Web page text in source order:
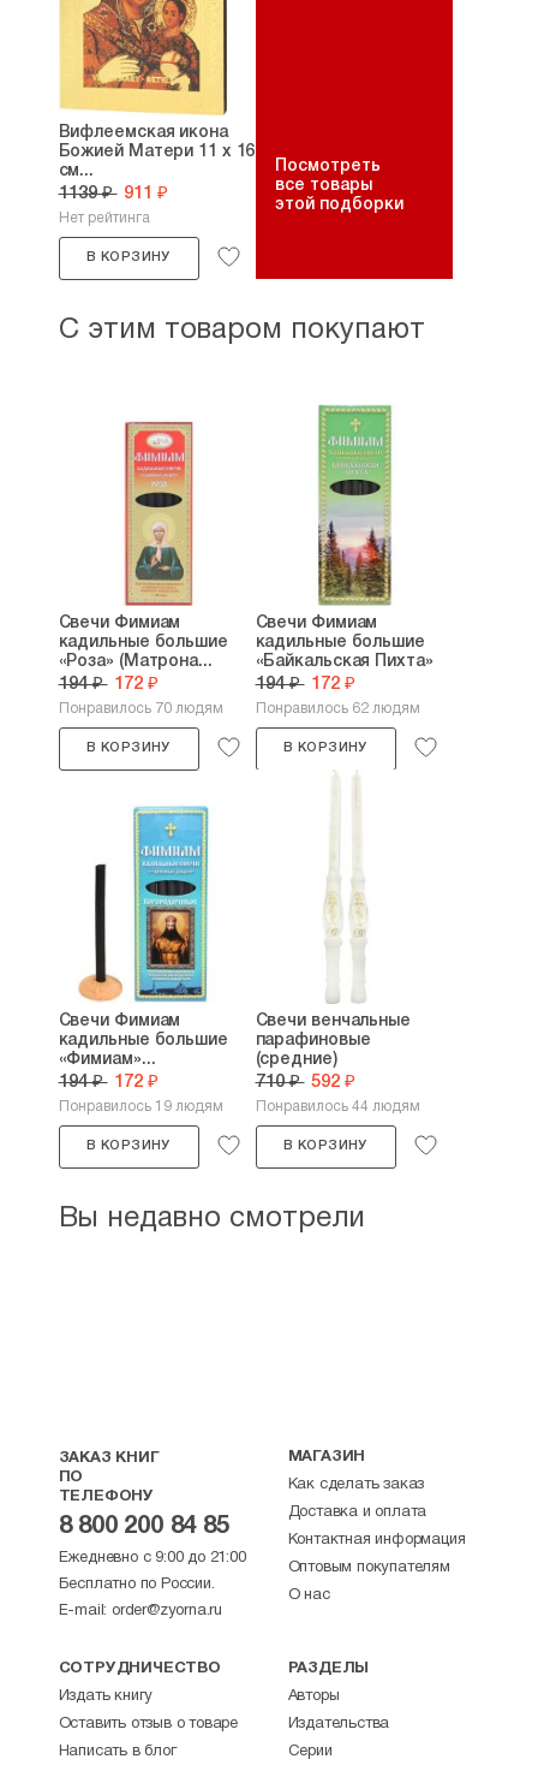
Вифлеемская икона
Божией Матери 11 х 16
см...
1139 ₽ 911 ₽
Нет рейтинга
В КОРЗИНУ
Посмотреть
все товары
этой подборки
С этим товаром покупают
Свечи Фимиам
кадильные большие
«Роза» (Матрона...
194 ₽ 172 ₽
Понравилось 70 людям
В КОРЗИНУ
Свечи Фимиам
кадильные большие
«Байкальская Пихта»
194 ₽ 172 ₽
Понравилось 62 людям
В КОРЗИНУ
Свечи Фимиам
кадильные большие
«Фимиам»...
194 ₽ 172 ₽
Понравилось 19 людям
В КОРЗИНУ
Свечи венчальные
парафиновые
(средние)
710 ₽ 592 ₽
Понравилось 44 людям
В КОРЗИНУ
Вы недавно смотрели
ЗАКАЗ КНИГ
ПО
ТЕЛЕФОНУ
8 800 200 84 85
Ежедневно с 9:00 до 21:00
Бесплатно по России.
E-mail: order@zyorna.ru
МАГАЗИН
Как сделать заказ
Доставка и оплата
Контактная информация
Оптовым покупателям
О нас
СОТРУДНИЧЕСТВО
Издать книгу
Оставить отзыв о товаре
Написать в блог
РАЗДЕЛЫ
Авторы
Издательства
Серии